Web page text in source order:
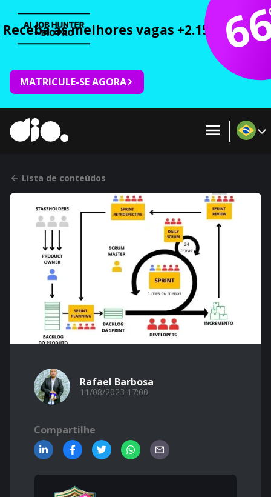
Receba as melhores vagas +2.150 cursos
MATRICULE-SE AGORA
Lista de conteúdos
Rafael Barbosa
11/08/2023 17:00
Compartilhe